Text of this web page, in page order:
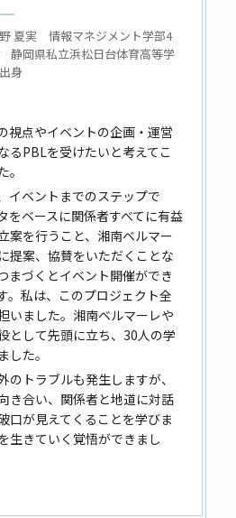
夏実 情報マネジメント学部4
静岡県私立浜松日台体育高等学
身
視点やイベントの企画・運営
るPBLを受けたいと考えてこ
イベントまでのステップで
をベースに関係者すべてに有益
案を行うこと、湘南ベルマー
提案、協賛をいただくことな
まづくとイベント開催ができ
。私は、このプロジェクト全
いました。湘南ベルマーレや
として先頭に立ち、30人の学
した。
のトラブルも発生しますが、
き合い、関係者と地道に対話
口が見えてくることを学びま
生きていく覚悟ができまし